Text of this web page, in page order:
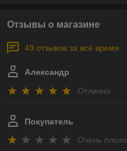
Отзывы о магазине
49 отзывов за всё время
Александр
Отлично
Покупатель
Очень плохо